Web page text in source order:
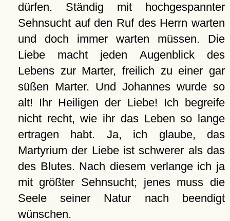
dürfen. Ständig mit hochgespannter
Sehnsucht auf den Ruf des Herrn warten
und doch immer warten müssen. Die
Liebe macht jeden Augenblick des
Lebens zur Marter, freilich zu einer gar
süßen Marter. Und Johannes wurde so
alt! Ihr Heiligen der Liebe! Ich begreife
nicht recht, wie ihr das Leben so lange
ertragen habt. Ja, ich glaube, das
Martyrium der Liebe ist schwerer als das
des Blutes. Nach diesem verlange ich ja
mit größter Sehnsucht; jenes muss die
Seele seiner Natur nach beendigt
wünschen.